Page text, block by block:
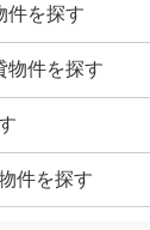
件を探す
物件を探す
件を探す